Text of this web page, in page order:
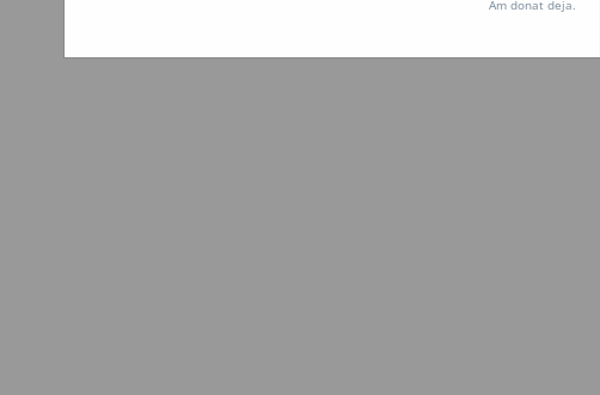
Hosterion
Am donat deja.